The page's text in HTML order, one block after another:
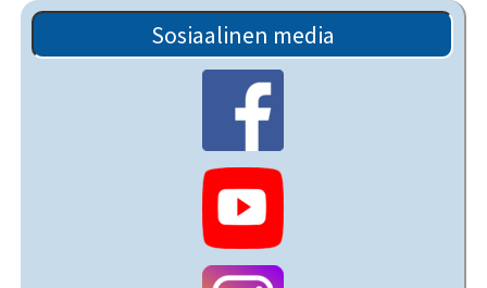
Sosiaalinen media